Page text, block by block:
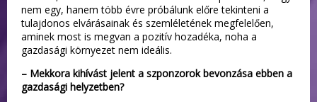
nem egy, hanem több évre próbálunk előre tekinteni a
tulajdonos elvárásainak és szemléletének megfelelően,
aminek most is megvan a pozitív hozadéka, noha a
gazdasági környezet nem ideális.
– Mekkora kihívást jelent a szponzorok bevonzása ebben a
gazdasági helyzetben?